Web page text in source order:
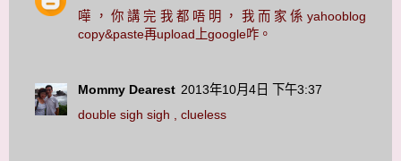
嘩，你講完我都唔明，我而家係yahooblog
copy&paste再upload上google咋。
Mommy Dearest 2013年10月4日 下午3:37
double sigh sigh , clueless